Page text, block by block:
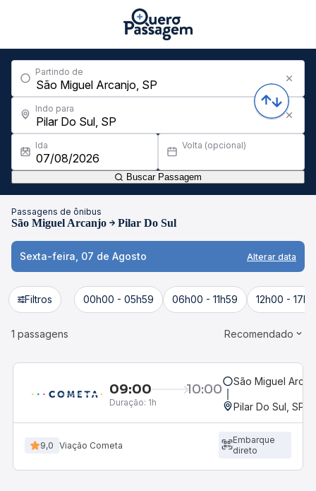
Partindo de
Indo para
Ida Volta (opcional)
Buscar Passagem
Passagens de ônibus
São Miguel Arcanjo Pilar Do Sul
Sexta-feira, 07 de Agosto Alterar data
Filtros 00h00 - 05h59 06h00 - 11h59 12h00 -
1 passagens Recomendado
09:00 10:00
Duração: 1h
São Miguel
Pilar Do Sul, SP
9,0 Viação Cometa
Embarque
direto